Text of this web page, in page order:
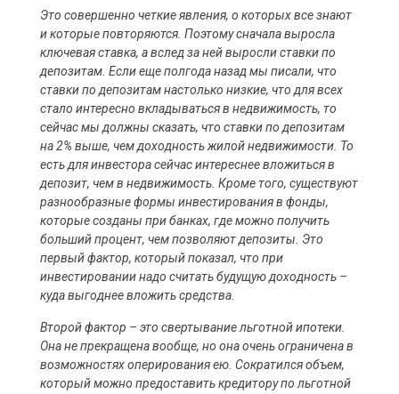
Это совершенно четкие явления, о которых все знают
и которые повторяются. Поэтому сначала выросла
ключевая ставка, а вслед за ней выросли ставки по
депозитам. Если еще полгода назад мы писали, что
ставки по депозитам настолько низкие, что для всех
стало интересно вкладываться в недвижимость, то
сейчас мы должны сказать, что ставки по депозитам
на 2% выше, чем доходность жилой недвижимости. То
есть для инвестора сейчас интереснее вложиться в
депозит, чем в недвижимость. Кроме того, существуют
разнообразные формы инвестирования в фонды,
которые созданы при банках, где можно получить
больший процент, чем позволяют депозиты. Это
первый фактор, который показал, что при
инвестировании надо считать будущую доходность –
куда выгоднее вложить средства.
Второй фактор – это свертывание льготной ипотеки.
Она не прекращена вообще, но она очень ограничена в
возможностях оперирования ею. Сократился объем,
который можно предоставить кредитору по льготной